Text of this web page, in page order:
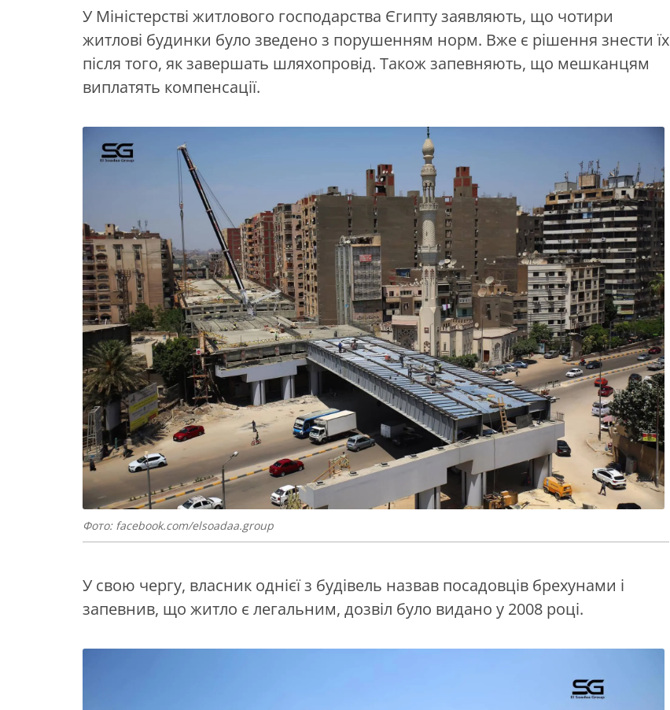
У Міністерстві житлового господарства Єгипту заявляють, що чотири
житлові будинки було зведено з порушенням норм. Вже є рішення знести їх
після того, як завершать шляхопровід. Також запевняють, що мешканцям
виплатять компенсації.
Фото: facebook.com/elsoadaa.group
У свою чергу, власник однієї з будівель назвав посадовців брехунами і
запевнив, що житло є легальним, дозвіл було видано у 2008 році.